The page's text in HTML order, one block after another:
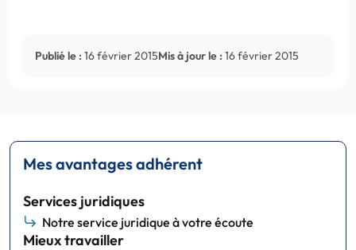
Publié le : 16 février 2015Mis à jour le : 16 février 2015
Mes avantages adhérent
Services juridiques
Notre service juridique à votre écoute
Mieux travailler